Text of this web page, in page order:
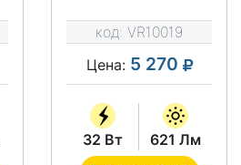
VRN-AR60-32-
ARK67-U
код: VR10019
Цена: 5 270
32 Вт
621 Лм